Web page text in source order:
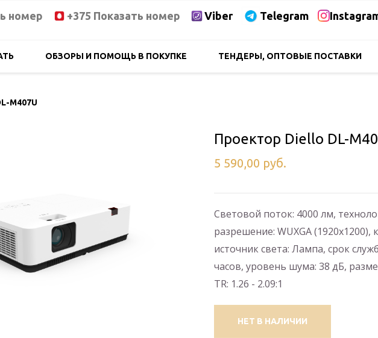
номер +375 Показать номер Viber Telegram
ОБЗОРЫ И ПОМОЩЬ В ПОКУПКЕ ТЕНДЕРЫ, ОПТОВЫЕ ПОСТАВКИ
M407U
Проектор Diello DL-
5 590,00 руб.
Световой поток: 4000 лм,
разрешение: WUXGA (1920x1200),
источник света: Лампа, срок
часов, уровень шума: 38 дБ,
TR: 1.26 - 2.09:1
НЕТ В НАЛИЧИИ